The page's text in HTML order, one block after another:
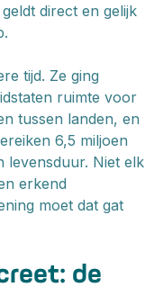
direct en gelijk
tijd. Ze ging
ruimte voor
tussen landen, en
6,5 miljoen
levensduur. Niet elk
erkend
moet dat gat
de